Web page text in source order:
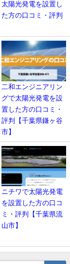
太陽光発電を設置し
た方の口コミ・評判
二和エンジニアリン
グで太陽光発電を設
置した方の口コミ・
評判【千葉県鎌ヶ谷
市】
ニチワで太陽光発電
を設置した方の口コ
ミ・評判【千葉県流
山市】